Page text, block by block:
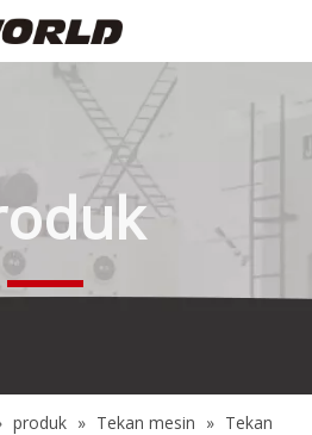
produk » Tekan mesin » Tekan